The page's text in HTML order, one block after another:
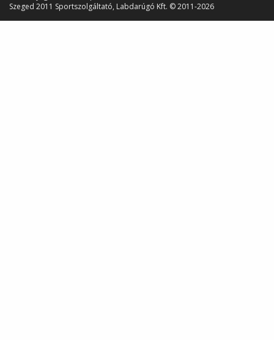
Szeged 2011 Sportszolgáltató, Labdarúgó Kft. © 2011-2026